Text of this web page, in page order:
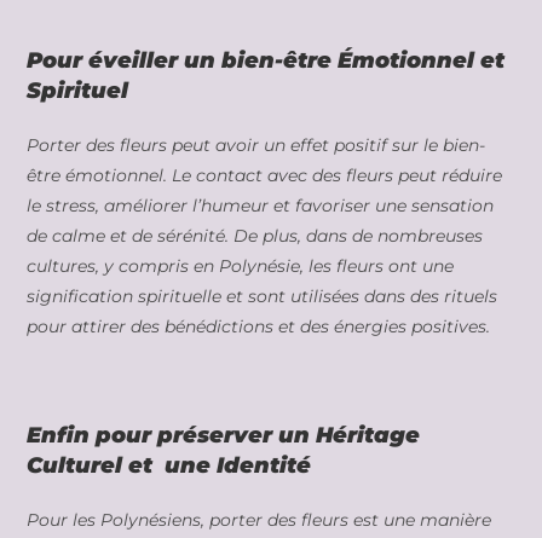
Pour éveiller un bien-être Émotionnel et
Spirituel
Porter des fleurs peut avoir un effet positif sur le bien-
être émotionnel. Le contact avec des fleurs peut réduire
le stress, améliorer l’humeur et favoriser une sensation
de calme et de sérénité. De plus, dans de nombreuses
cultures, y compris en Polynésie, les fleurs ont une
signification spirituelle et sont utilisées dans des rituels
pour attirer des bénédictions et des énergies positives.
Enfin pour préserver un Héritage
Culturel et une Identité
Pour les Polynésiens, porter des fleurs est une manière